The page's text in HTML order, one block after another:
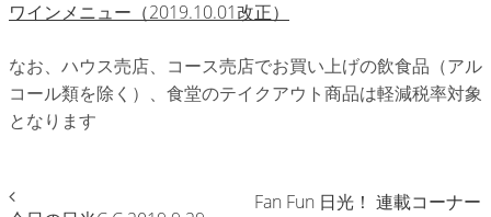
ワインメニュー（2019.10.01改正）
なお、ハウス売店、コース売店でお買い上げの飲食品（アル
コール類を除く）、食堂のテイクアウト商品は軽減税率対象
となります
Fan Fun 日光！ 連載コーナー